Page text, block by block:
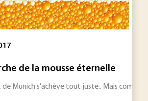
de la mousse éternelle
Munich s'achève tout juste.. Mais